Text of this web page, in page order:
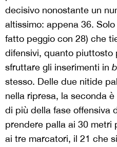
decisivo nonostante un
altissimo: appena 36.
fatto peggio con 28) che
difensivi, quanto piuttosto
sfruttare gli inserimenti in
stesso. Delle due nitide
nella ripresa, la seconda
di più della fase offensiva
prendere palla ai 30
ai tre marcatori, il 21 che